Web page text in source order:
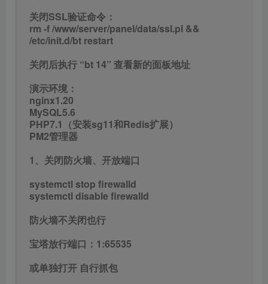
关闭SSL验证命令：
rm -f /www/server/panel/data/ssl.pl &&
/etc/init.d/bt restart
关闭后执行 “bt 14” 查看新的面板地址
演示环境：
nginx1.20
MySQL5.6
PHP7.1（安装sg11和Redis扩展）
PM2管理器
1、关闭防火墙、开放端口
systemctl stop firewalld
systemctl disable firewalld
防火墙不关闭也行
宝塔放行端口：1:65535
或单独打开 自行抓包